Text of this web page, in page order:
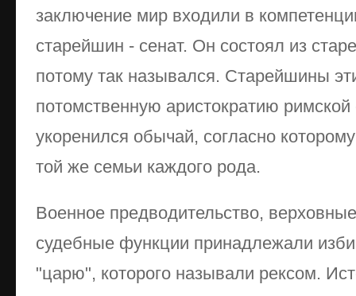
заключение мир входили в
старейшин - сенат. Он состоял из
потому так назывался. Старейшины
потомственную аристократию
укоренился обычай, согласно
той же семьи каждого рода.
Военное предводительство,
судебные функции принадлежали
"царю", которого называли рексом.